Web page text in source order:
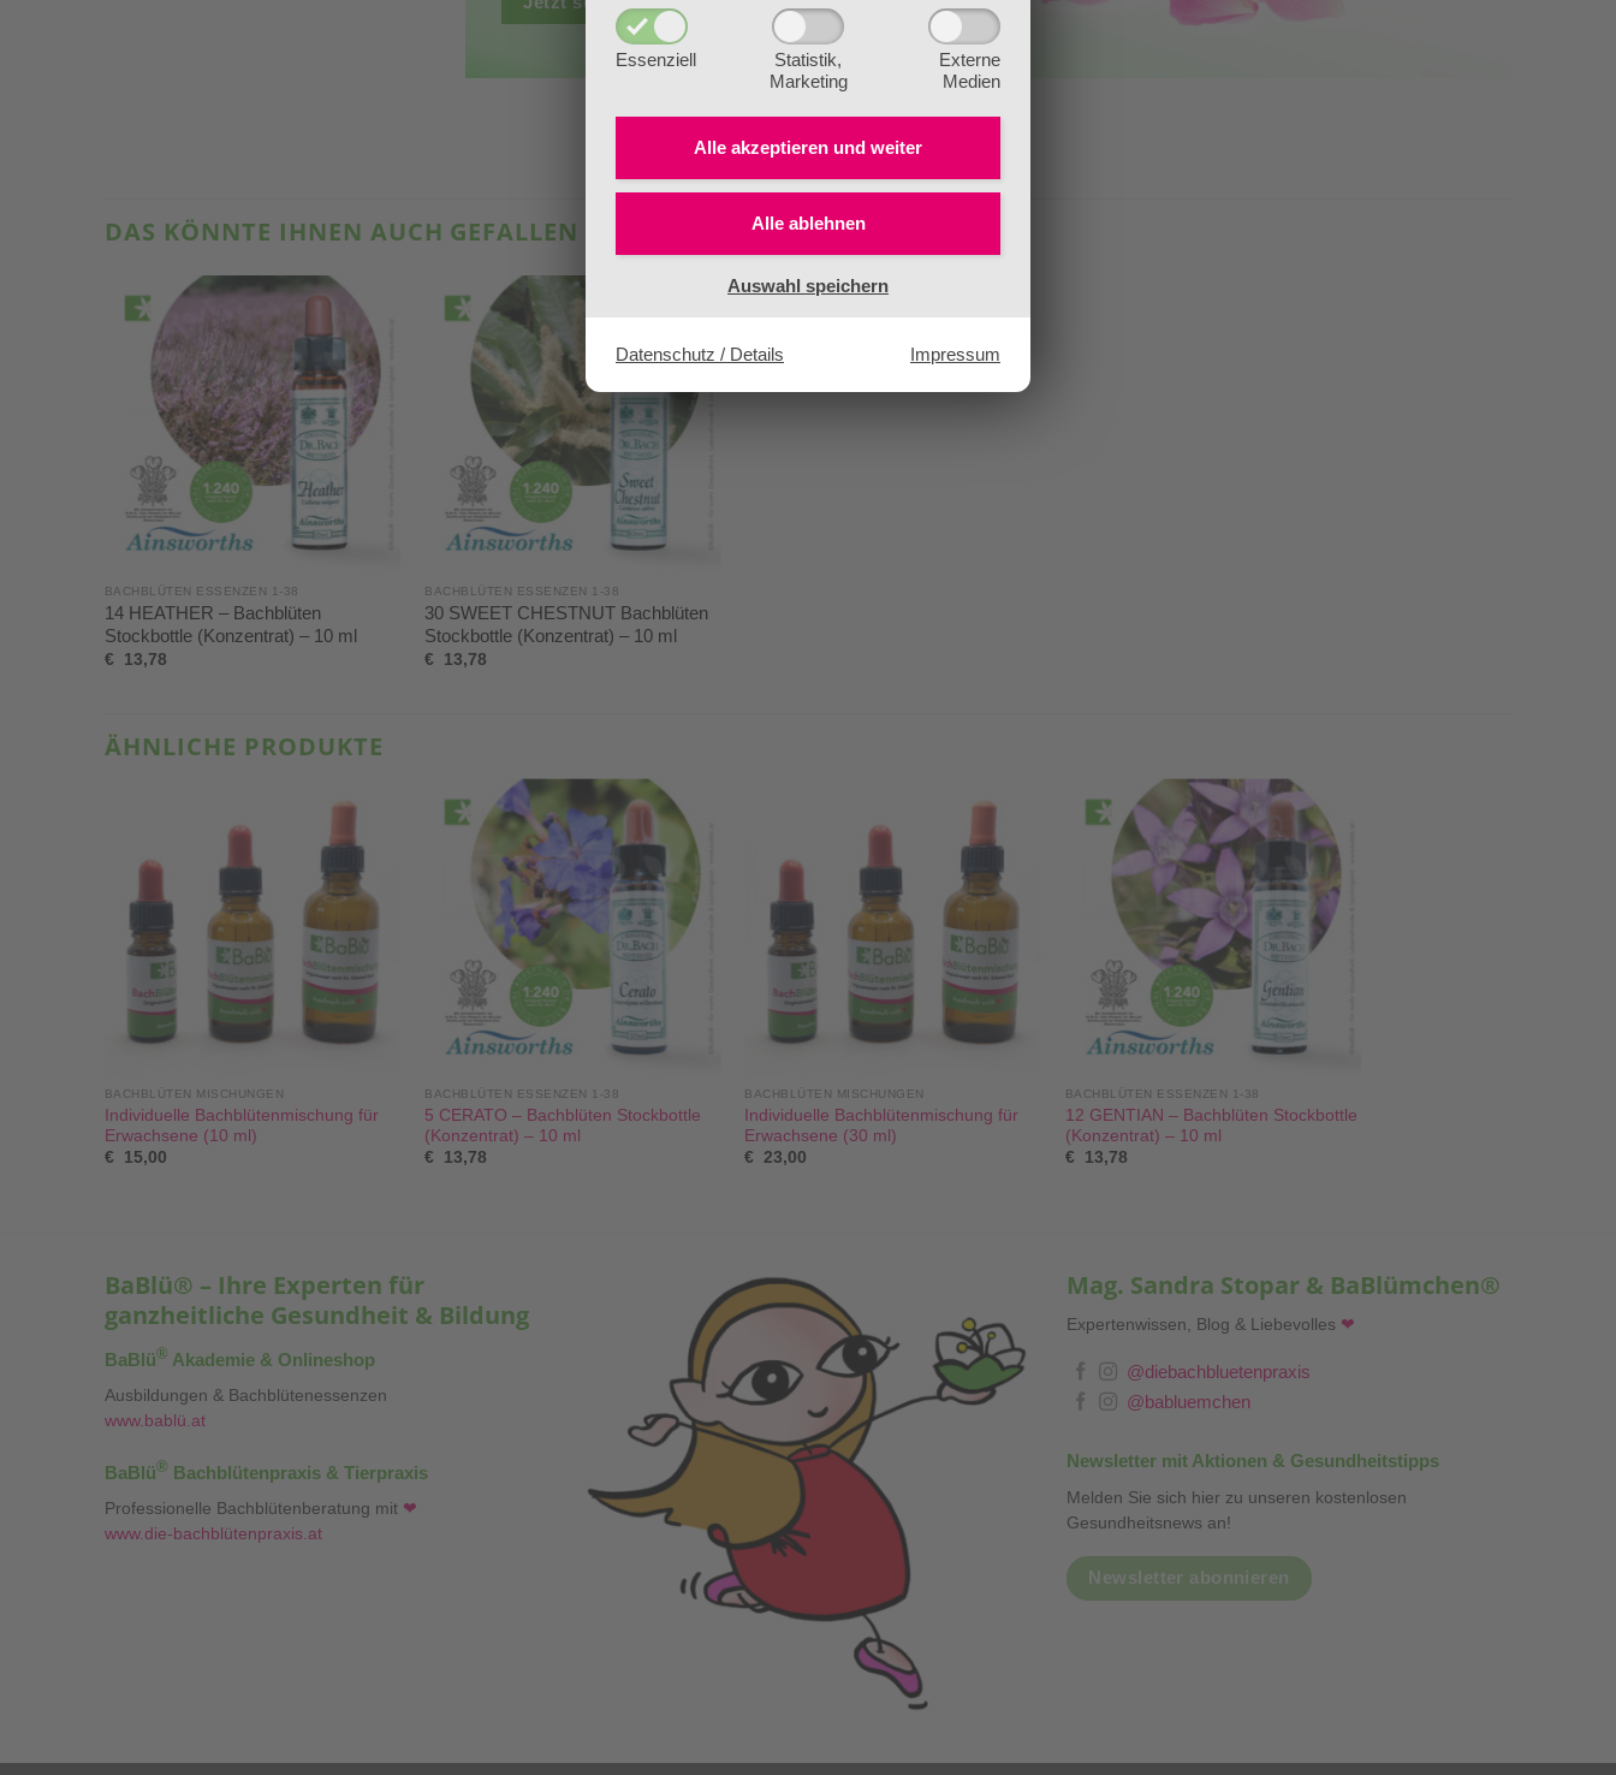
Essenziell
Statistik,
Marketing
Externe
Medien
Alle akzeptieren und weiter
Alle ablehnen
Auswahl speichern
Datenschutz / Details Impressum
DAS KÖNNTE IHNEN AUCH GEFALLEN …
BACHBLÜTEN ESSENZEN 1-38
14 HEATHER – Bachblüten
Stockbottle (Konzentrat) – 10 ml
€ 13,78
BACHBLÜTEN ESSENZEN 1-38
30 SWEET CHESTNUT Bachblüten
Stockbottle (Konzentrat) – 10 ml
€ 13,78
ÄHNLICHE PRODUKTE
BACHBLÜTEN MISCHUNGEN
Individuelle Bachblütenmischung für
Erwachsene (10 ml)
€
15,00
BACHBLÜTEN ESSENZEN 1-38
5 CERATO – Bachblüten Stockbottle
(Konzentrat) – 10 ml
€
13,78
BACHBLÜTEN MISCHUNGEN
Individuelle Bachblütenmischung für
Erwachsene (30 ml)
€
23,00
BACHBLÜTEN ESSENZEN 1-38
12 GENTIAN – Bachblüten Stockbottle
(Konzentrat) – 10 ml
€
13,78
BaBlü® – Ihre Experten für
ganzheitliche Gesundheit & Bildung
BaBlü® Akademie & Onlineshop
Ausbildungen & Bachblütenessenzen
www.bablü.at
BaBlü® Bachblütenpraxis & Tierpraxis
Professionelle Bachblütenberatung mit ❤
www.die-bachblütenpraxis.at
Mag. Sandra Stopar & BaBlümchen®
Expertenwissen, Blog & Liebevolles ❤
@diebachbluetenpraxis
@babluemchen
Newsletter mit Aktionen & Gesundheitstipps
Melden Sie sich hier zu unseren kostenlosen
Gesundheitsnews an!
Newsletter abonnieren